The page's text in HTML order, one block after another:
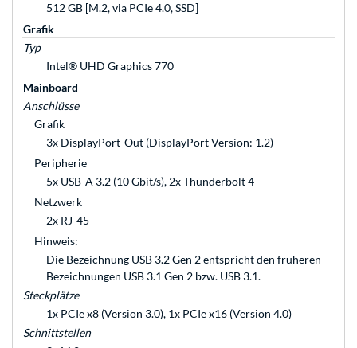
512 GB [M.2, via PCIe 4.0, SSD]
Grafik
Typ
Intel® UHD Graphics 770
Mainboard
Anschlüsse
Grafik
3x DisplayPort-Out (DisplayPort Version: 1.2)
Peripherie
5x USB-A 3.2 (10 Gbit/s), 2x Thunderbolt 4
Netzwerk
2x RJ-45
Hinweis:
Die Bezeichnung USB 3.2 Gen 2 entspricht den früheren
Bezeichnungen USB 3.1 Gen 2 bzw. USB 3.1.
Steckplätze
1x PCIe x8 (Version 3.0), 1x PCIe x16 (Version 4.0)
Schnittstellen